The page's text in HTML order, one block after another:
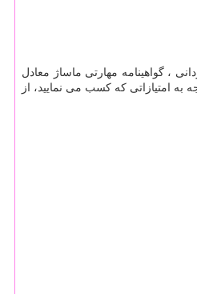
، گواهینامه مهارتی ماساژ معادل
امتيازاتی كه كسب می نماييد، از